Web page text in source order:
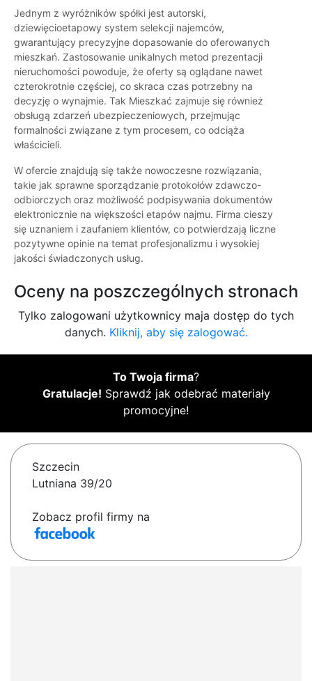
Jednym z wyróżników spółki jest autorski,
dziewięcioetapowy system selekcji najemców,
gwarantujący precyzyjne dopasowanie do oferowanych
mieszkań. Zastosowanie unikalnych metod prezentacji
nieruchomości powoduje, że oferty są oglądane nawet
czterokrotnie częściej, co skraca czas potrzebny na
decyzję o wynajmie. Tak Mieszkać zajmuje się również
obsługą zdarzeń ubezpieczeniowych, przejmując
formalności związane z tym procesem, co odciąża
właścicieli.
W ofercie znajdują się także nowoczesne rozwiązania,
takie jak sprawne sporządzanie protokołów zdawczo-
odbiorczych oraz możliwość podpisywania dokumentów
elektronicznie na większości etapów najmu. Firma cieszy
się uznaniem i zaufaniem klientów, co potwierdzają liczne
pozytywne opinie na temat profesjonalizmu i wysokiej
jakości świadczonych usług.
Oceny na poszczególnych stronach
Tylko zalogowani użytkownicy maja dostęp do tych
danych. Kliknij, aby się zalogować.
To Twoja firma?
Gratulacje! Sprawdź jak odebrać materiały
promocyjne!
Szczecin
Lutniana 39/20
Zobacz profil firmy na